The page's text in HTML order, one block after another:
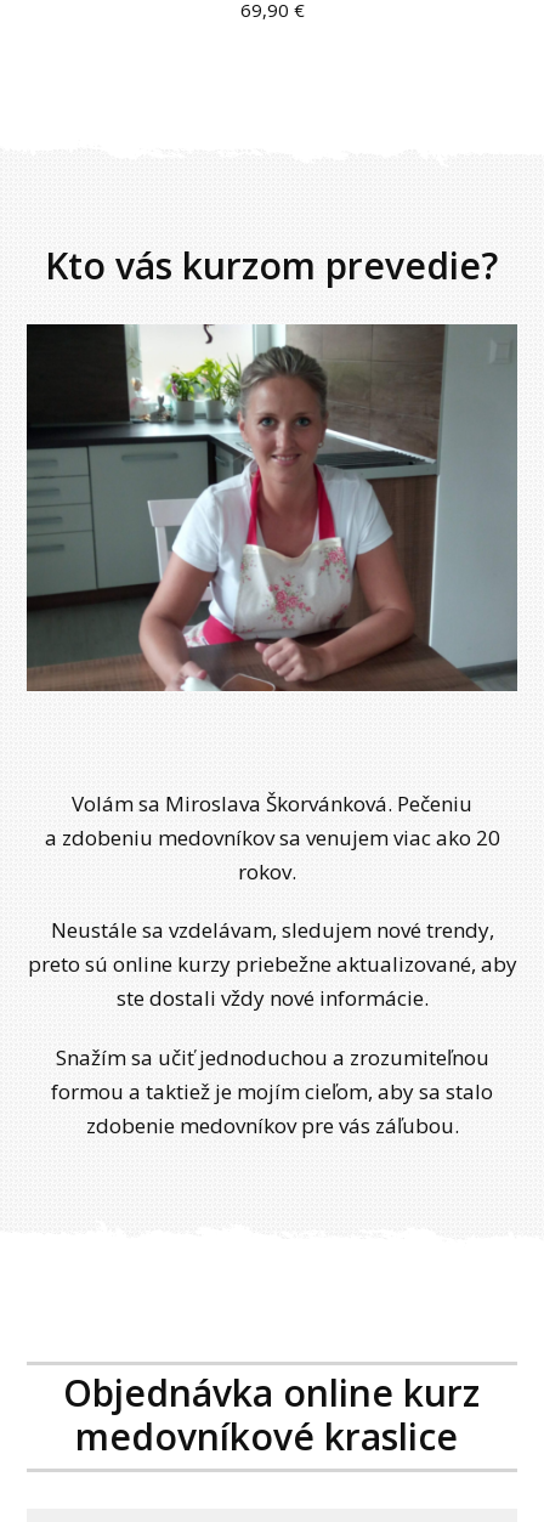
69,90 €
Kto vás kurzom prevedie?
Volám sa Miroslava Škorvánková. Pečeniu
a zdobeniu medovníkov sa venujem viac ako 20
rokov.
Neustále sa vzdelávam, sledujem nové trendy,
preto sú online kurzy priebežne aktualizované, aby
ste dostali vždy nové informácie.
Snažím sa učiť jednoduchou a zrozumiteľnou
formou a taktiež je mojím cieľom, aby sa stalo
zdobenie medovníkov pre vás záľubou.
Objednávka online kurz
medovníkové kraslice